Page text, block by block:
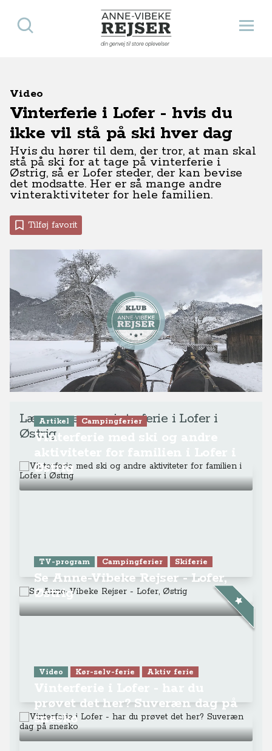
Anne-Vibeke Rejser
din genvej til store oplevelser
Åbn
Søg
Video
Vinterferie i Lofer - hvis du
ikke vil stå på ski hver dag
Hvis du hører til dem, der tror, at man skal
stå på ski for at tage på vinterferie i
Østrig, så er Lofer steder, der kan bevise
det modsatte. Her er så mange andre
vinteraktiviteter for hele familien.
Tilføj favorit
Læs mere om vinterferie i Lofer i
Østrig
Artikel Campingferier
Vinterferie med ski og andre
Østrig
TV-program Campingferier Skiferie
Se Anne-Vibeke Rejser - Lofer,
Østrig
Video Kør-selv-ferie Aktiv ferie
prøvet det her? Suveræn dag på
snesko